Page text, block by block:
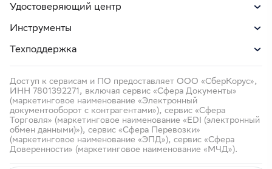
Удостоверяющий центр
Инструменты
Техподдержка
Доступ к сервисам и ПО предоставляет ООО «СберКорус»,
ИНН 7801392271, включая сервис «Сфера Документы»
(маркетинговое наименование «Электронный
документооборот с контрагентами»), сервис «Сфера
Торговля» (маркетинговое наименование «EDI (электронный
обмен данными)»), сервис «Сфера Перевозки»
(маркетинговое наименование «ЭПД»), сервис «Сфера
Доверенности» (маркетинговое наименование «МЧД»).